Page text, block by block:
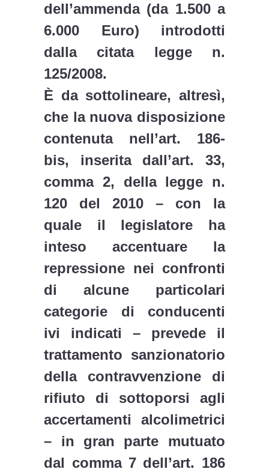
dell’ammenda (da 1.500 a
6.000 Euro) introdotti
dalla citata legge n.
125/2008.
È da sottolineare, altresì,
che la nuova disposizione
contenuta nell’art. 186-
bis, inserita dall’art. 33,
comma 2, della legge n.
120 del 2010 – con la
quale il legislatore ha
inteso accentuare la
repressione nei confronti
di alcune particolari
categorie di conducenti
ivi indicati – prevede il
trattamento sanzionatorio
della contravvenzione di
rifiuto di sottoporsi agli
accertamenti alcolimetrici
– in gran parte mutuato
dal comma 7 dell’art. 186